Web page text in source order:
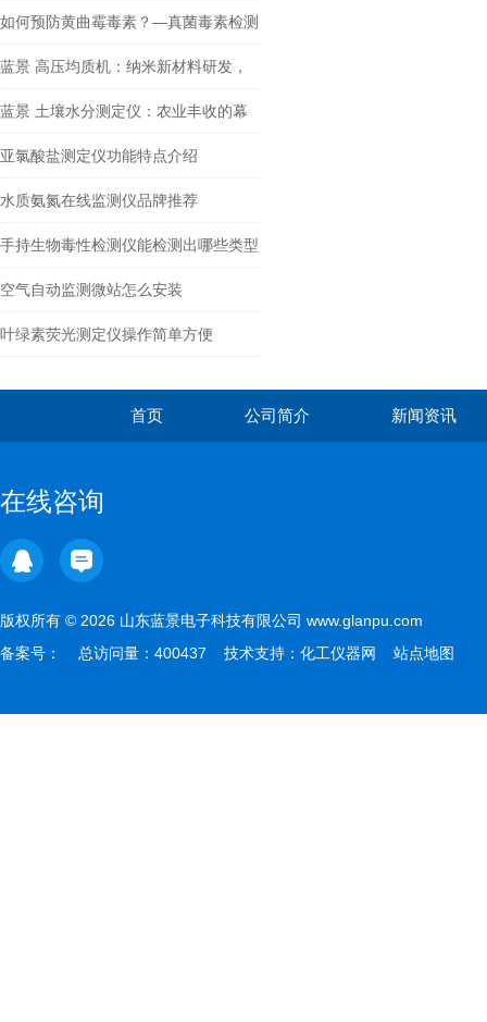
者”，保障航班起降绝对安全
如何预防黄曲霉毒素？—真菌毒素检测
仪
蓝景 高压均质机：纳米新材料研发，
从实验室到产业化的桥梁
蓝景 土壤水分测定仪：农业丰收的幕
后英雄
亚氯酸盐测定仪功能特点介绍
水质氨氮在线监测仪品牌推荐
手持生物毒性检测仪能检测出哪些类型
的毒性物质？
空气自动监测微站怎么安装
叶绿素荧光测定仪操作简单方便
首页 公司简介 新闻资讯
在线咨询
版权所有 © 2026 山东蓝景电子科技有限公司 www.glanpu.com
备案号：
总访问量：400437 技术支持： 化工仪器网 站点地图